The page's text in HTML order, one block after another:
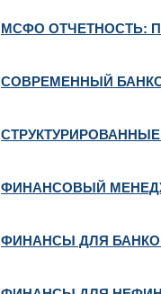
МСФО ОТЧЕТНОСТЬ:
СОВРЕМЕННЫЙ
ФИНАНСОВЫЙ
ФИНАНСЫ ДЛЯ